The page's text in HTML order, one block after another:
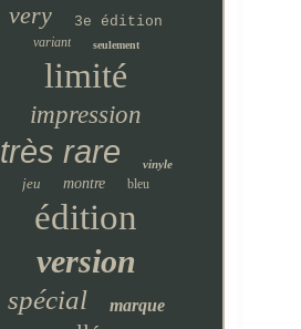
very 3e édition
variant seulement
limité
impression
très rare vinyle
jeu montre bleu
édition
version
spécial marque